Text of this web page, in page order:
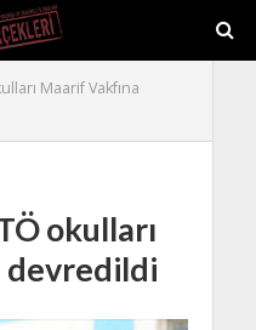
Maarif Vakfına
okulları
devredildi